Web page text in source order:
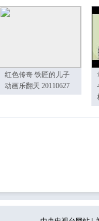
红色传奇 铁匠的儿子
动画乐翻天 20110627